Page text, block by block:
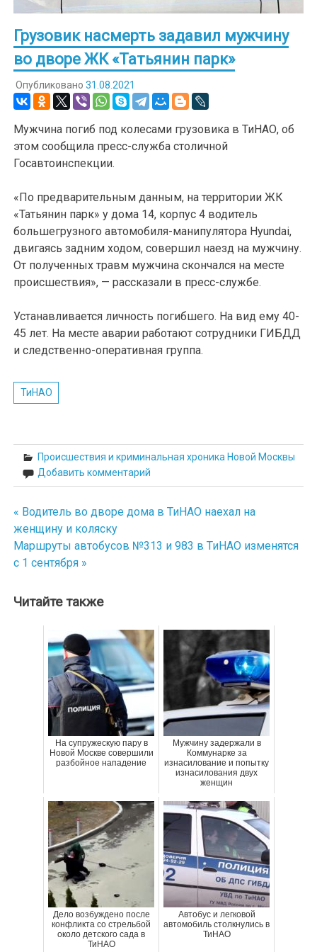
Грузовик насмерть задавил мужчину
во дворе ЖК «Татьянин парк»
Опубликовано 31.08.2021
Мужчина погиб под колесами грузовика в ТиНАО, об
этом сообщила пресс-служба столичной
Госавтоинспекции.
«По предварительным данным, на территории ЖК
«Татьянин парк» у дома 14, корпус 4 водитель
большегрузного автомобиля-манипулятора Hyundai,
двигаясь задним ходом, совершил наезд на мужчину.
От полученных травм мужчина скончался на месте
происшествия», — рассказали в пресс-службе.
Устанавливается личность погибшего. На вид ему 40-
45 лет. На месте аварии работают сотрудники ГИБДД
и следственно-оперативная группа.
ТиНАО
Происшествия и криминальная хроника Новой Москвы
Добавить комментарий
Навигация
по
записям
« Водитель во дворе дома в ТиНАО наехал на
женщину и коляску
Маршруты автобусов №313 и 983 в ТиНАО изменятся
с 1 сентября »
Читайте также
На супружескую пару в
Новой Москве совершили
разбойное нападение
Мужчину задержали в
Коммунарке за
изнасилование и попытку
изнасилования двух
женщин
Дело возбуждено после
конфликта со стрельбой
около детского сада в
ТиНАО
Автобус и легковой
автомобиль столкнулись в
ТиНАО